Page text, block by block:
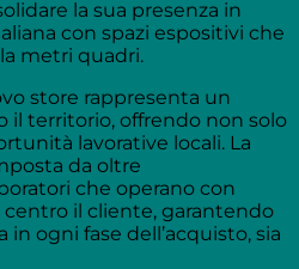
la sua presenza in
con spazi espositivi che
metri quadri.
store rappresenta un
il territorio, offrendo non solo
lavorative locali. La
da oltre
che operano con
il cliente, garantendo
ogni fase dell’acquisto, sia